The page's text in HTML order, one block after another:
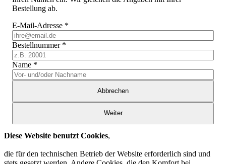
Bestellung ab.
E-Mail-Adresse *
Bestellnummer *
Name *
Abbrechen
Weiter
Diese Website benutzt Cookies,
die für den technischen Betrieb der Website erforderlich sind und